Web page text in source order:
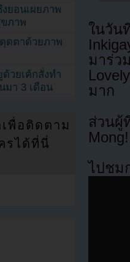
ในวัน
มาร่ว
มาก
ส่วนผู้
ไปชม
ยอนเผยภาพ
ภาพ
ดตาด้วยภาพ
วยเค้กสั่งทำ
มา 3 เดือน
พื่อติดตาม
รได้ที่นี่